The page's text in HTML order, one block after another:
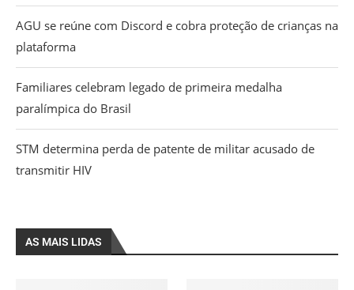
AGU se reúne com Discord e cobra proteção de crianças na
plataforma
Familiares celebram legado de primeira medalha
paralímpica do Brasil
STM determina perda de patente de militar acusado de
transmitir HIV
AS MAIS LIDAS